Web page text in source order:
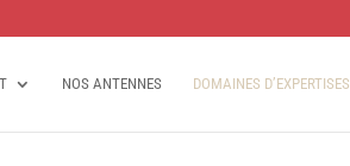
NOS ANTENNES DOMAINES D’EXPERTISES